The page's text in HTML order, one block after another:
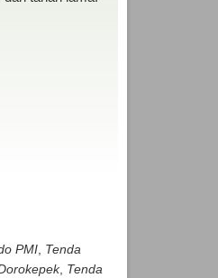
PMI, Tenda
, Tenda